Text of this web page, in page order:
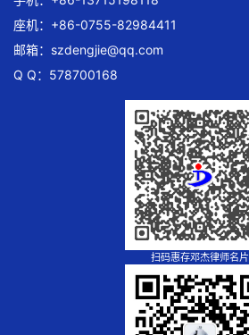
座机：+86-0755-82984411
邮箱： szdengjie@qq.com
Q Q：578700168
扫码惠存邓杰律师名片